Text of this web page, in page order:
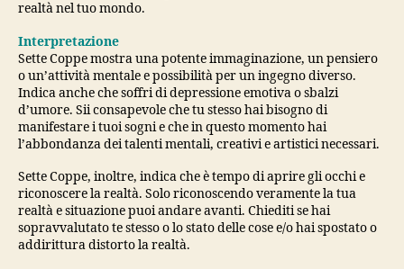
realtà nel tuo mondo.
Interpretazione
Sette Coppe mostra una potente immaginazione, un pensiero
o un’attività mentale e possibilità per un ingegno diverso.
Indica anche che soffri di depressione emotiva o sbalzi
d’umore. Sii consapevole che tu stesso hai bisogno di
manifestare i tuoi sogni e che in questo momento hai
l’abbondanza dei talenti mentali, creativi e artistici necessari.
Sette Coppe, inoltre, indica che è tempo di aprire gli occhi e
riconoscere la realtà. Solo riconoscendo veramente la tua
realtà e situazione puoi andare avanti. Chiediti se hai
sopravvalutato te stesso o lo stato delle cose e/o hai spostato o
addirittura distorto la realtà.